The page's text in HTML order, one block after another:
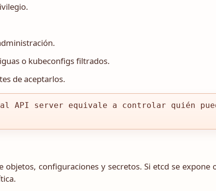
o kubeconfigs filtrados.
de aceptarlos.
API server equivale a controlar quién
objetos, configuraciones y secretos. Si etcd se expone